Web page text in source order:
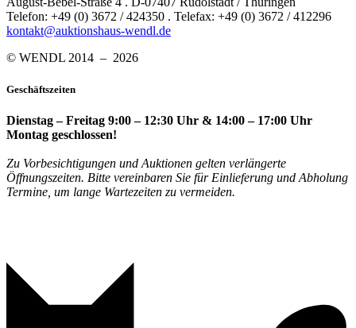
Telefon: +49 (0) 3672 / 424350 . Telefax: +49 (0) 3672 / 412296
kontakt@auktionshaus-wendl.de
© WENDL 2014 – 2026
Geschäftszeiten
Dienstag – Freitag 9:00 – 12:30 Uhr & 14:00 – 17:00 Uhr
Montag geschlossen!
Zu Vorbesichtigungen und Auktionen gelten verlängerte
Öffnungszeiten. Bitte vereinbaren Sie für Einlieferung und Abholung
Termine, um lange Wartezeiten zu vermeiden.